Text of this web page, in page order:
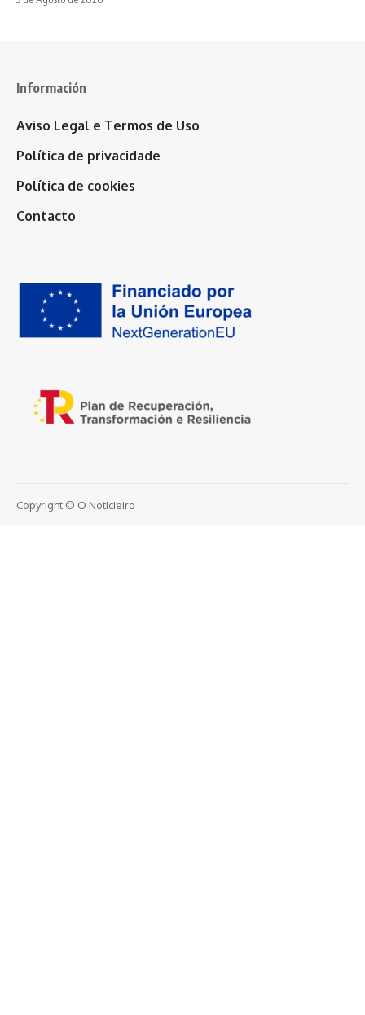
Información
Aviso Legal e Termos de Uso
Política de privacidade
Política de cookies
Contacto
Copyright © O Noticieiro